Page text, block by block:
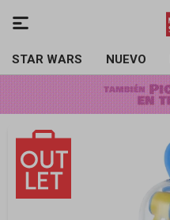
STAR WARS NUEVO
